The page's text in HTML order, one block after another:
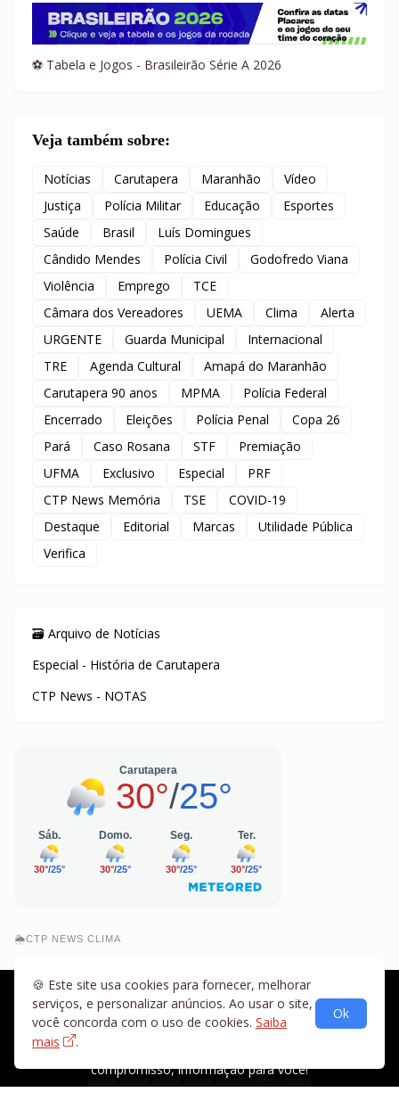
⚽ Tabela e Jogos - Brasileirão Série A 2026
Veja também sobre:
Notícias Carutapera Maranhão
Vídeo
Justiça
Polícia Militar Educação
Esportes
Saúde
Brasil
Luís Domingues
Cândido Mendes
Polícia Civil
Godofredo Viana
Violência
Emprego
TCE
Câmara dos Vereadores
UEMA Clima
Alerta
URGENTE
Guarda Municipal
Internacional
TRE
Agenda Cultural
Amapá do Maranhão
Carutapera 90 anos
MPMA
Polícia Federal
Encerrado
Eleições Polícia Penal
Copa 26
Pará
Caso Rosana STF
Premiação
UFMA
Exclusivo Especial
PRF
CTP News Memória
TSE
COVID-19
Destaque
Editorial Marcas
Utilidade Pública
Verifica
🗃️ Arquivo de Notícias
Especial - História de Carutapera
CTP News - NOTAS
🌦️CTP NEWS CLIMA
Sua fonte de notícias de Carutapera, Maranhão e região,
compromisso, informação para você!
🍪 Este site usa cookies para fornecer, melhorar
serviços, e personalizar anúncios. Ao usar o site,
você concorda com o uso de cookies. Saiba
mais
.
Ok